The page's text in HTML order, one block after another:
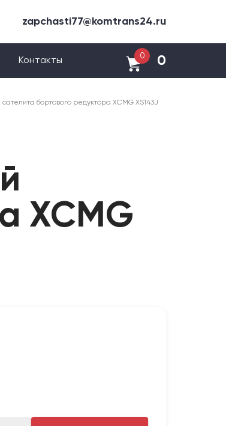
zapchasti77@komtrans24.ru
Контакты
0 0
бортового редуктора XCMG XS143J
XCMG